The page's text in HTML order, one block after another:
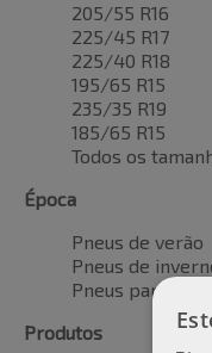
205/55 R16
225/45 R17
225/40 R18
195/65 R15
235/35 R19
185/65 R15
Todos os
Época
Pneus de verão
Pneus de
Pneus para
Produtos